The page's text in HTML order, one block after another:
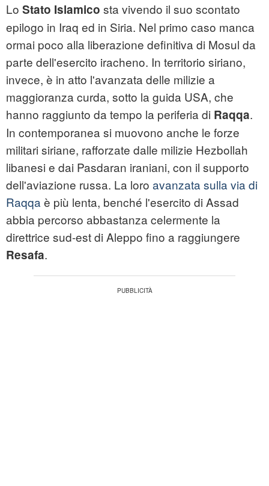
Lo Stato Islamico sta vivendo il suo scontato
epilogo in Iraq ed in Siria. Nel primo caso manca
ormai poco alla liberazione definitiva di Mosul da
parte dell'esercito iracheno. In territorio siriano,
invece, è in atto l'avanzata delle milizie a
maggioranza curda, sotto la guida USA, che
hanno raggiunto da tempo la periferia di Raqqa.
In contemporanea si muovono anche le forze
militari siriane, rafforzate dalle milizie Hezbollah
libanesi e dai Pasdaran iraniani, con il supporto
dell'aviazione russa. La loro avanzata sulla via di
Raqqa è più lenta, benché l'esercito di Assad
abbia percorso abbastanza celermente la
direttrice sud-est di Aleppo fino a raggiungere
Resafa.